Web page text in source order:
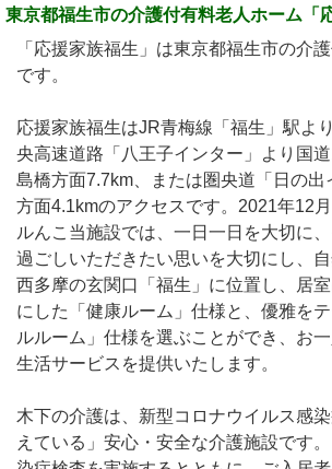
東京都福生市の介護付有料老人ホーム「
「応援家族福生」は東京都福生市の介
です。
応援家族福生はJR青梅線「福生」駅よ
央高速道路「八王子インター」より国
島橋方面7.7km、または圏央道「日の出
方面4.1kmのアクセスです。2021年12
ルんこ当施設では、一日一日を大切に
過ごしいただきたい思いを大切にし、
西多摩の玄関口「福生」に位置し、居
にした「健康ルーム」仕様と、優雅を
ルルーム」仕様を選ぶことができ、お
生活サービスを提供いたします。
木下の介護は、新型コロナウイルス感
えている」安心・安全な介護施設です